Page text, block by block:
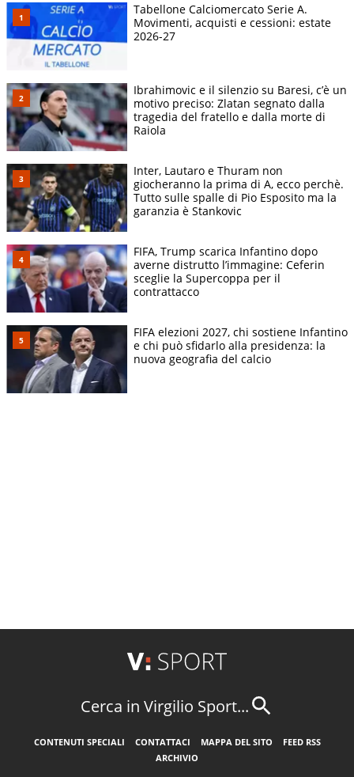
Tabellone Calciomercato Serie A.
Movimenti, acquisti e cessioni: estate
2026-27
Ibrahimovic e il silenzio su Baresi, c’è un
motivo preciso: Zlatan segnato dalla
tragedia del fratello e dalla morte di
Raiola
Inter, Lautaro e Thuram non
giocheranno la prima di A, ecco perchè.
Tutto sulle spalle di Pio Esposito ma la
garanzia è Stankovic
FIFA, Trump scarica Infantino dopo
averne distrutto l’immagine: Ceferin
sceglie la Supercoppa per il
contrattacco
FIFA elezioni 2027, chi sostiene Infantino
e chi può sfidarlo alla presidenza: la
nuova geografia del calcio
Cerca in Virgilio Sport...
CONTENUTI SPECIALI CONTATTACI MAPPA DEL SITO
FEED RSS
ARCHIVIO